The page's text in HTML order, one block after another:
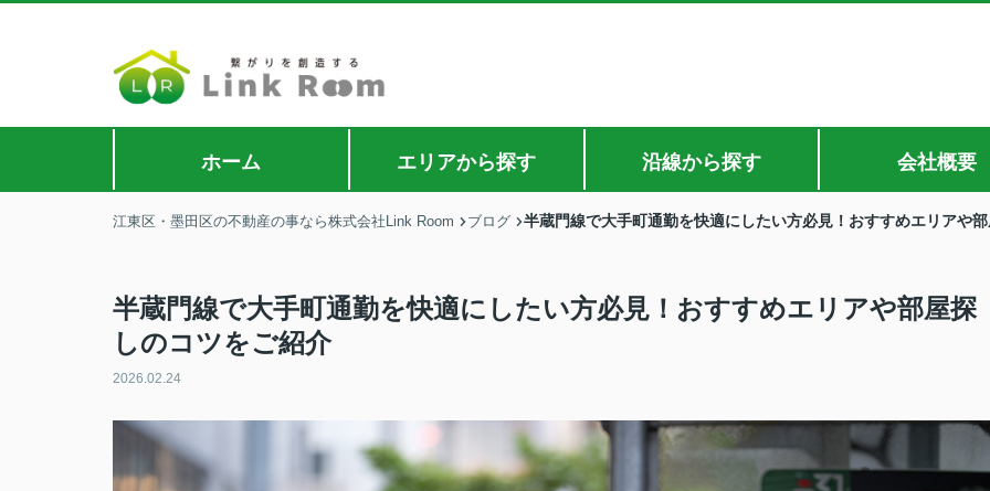
ホーム エリアから探す 沿線から探す 会社概要
江東区・墨田区の不動産の事なら株式会社Link Room ブログ 半蔵門線で大手町通勤を快適にしたい方必見！おすすめエリアや
半蔵門線で大手町通勤を快適にしたい方必見！おすすめエリアや部屋探
しのコツをご紹介
2026.02.24